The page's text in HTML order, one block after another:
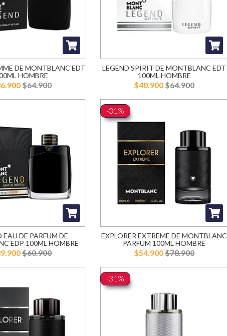
DE MONTBLANC EDT
HOMBRE
$64.900
LEGEND SPIRIT DE MONTBLANC EDT
100ML HOMBRE
$40.900$64.900
EAU DE PARFUM DE
EDP 100ML HOMBRE
$60.900
-31%
EXPLORER EXTREME DE MONTBLANC
PARFUM 100ML HOMBRE
$54.900$78.900
-31%